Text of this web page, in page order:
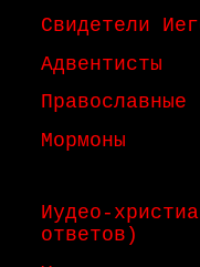
Иудео-
ответов)